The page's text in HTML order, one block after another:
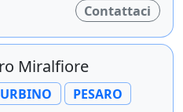
Contattaci
Miralfiore
PESARO